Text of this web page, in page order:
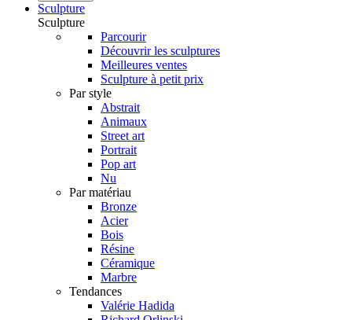
Sculpture
Sculpture
Parcourir
Découvrir les sculptures
Meilleures ventes
Sculpture à petit prix
Par style
Abstrait
Animaux
Street art
Portrait
Pop art
Nu
Par matériau
Bronze
Acier
Bois
Résine
Céramique
Marbre
Tendances
Valérie Hadida